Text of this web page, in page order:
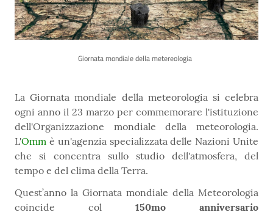
Giornata mondiale della metereologia
La Giornata mondiale della meteorologia si celebra
ogni anno il 23 marzo per commemorare l'istituzione
dell'Organizzazione mondiale della meteorologia.
L'Omm è un'agenzia specializzata delle Nazioni Unite
che si concentra sullo studio dell'atmosfera, del
tempo e del clima della Terra.
Quest’anno la Giornata mondiale della Meteorologia
coincide col 150mo anniversario